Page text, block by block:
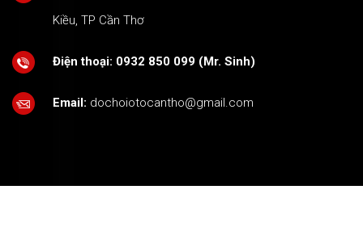
Kiều, TP Cần Thơ
Điện thoại: 0932 850 099 (Mr. Sinh)
Email: dochoiotocantho@gmail.com